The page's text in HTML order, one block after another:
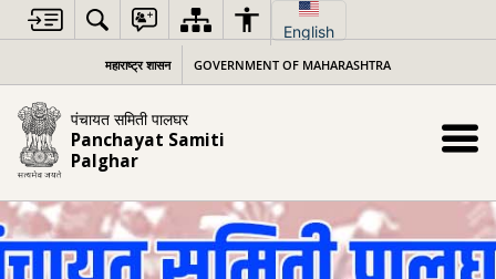
content
English
महाराष्ट्र शासन GOVERNMENT OF MAHARASHTRA
पंचायत समिती पालघर
Panchayat Samiti
Palghar